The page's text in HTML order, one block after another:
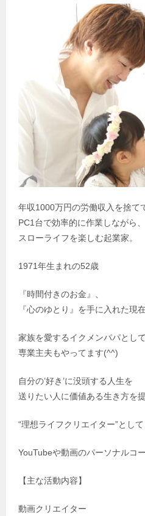
年収1000万円の労働収入を捨て
PC1台で効率的に作業しながら、
スローライフを楽しむ起業家。
1971年生まれの52歳
『時間付きのお金』、
『心のゆとり』を手に入れた現在
家族を愛するイクメンパパとして
専業主夫もやってます(^^)
自分の’好き’に没頭する人生を
送りたい人に価値ある生き方を
“理想ライフクリエイター”として
YouTubeや動画のパーソナルコ
【主な活動内容】
動画クリエイター